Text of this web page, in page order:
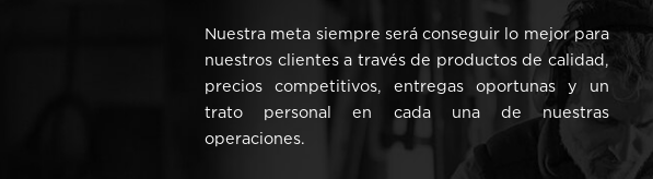
Nuestra meta siempre será conseguir lo mejor para
nuestros clientes a través de productos de calidad,
precios competitivos, entregas oportunas y un
trato personal en cada una de nuestras
operaciones.